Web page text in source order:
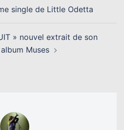
single de Little Odetta
» nouvel extrait de son
Muses